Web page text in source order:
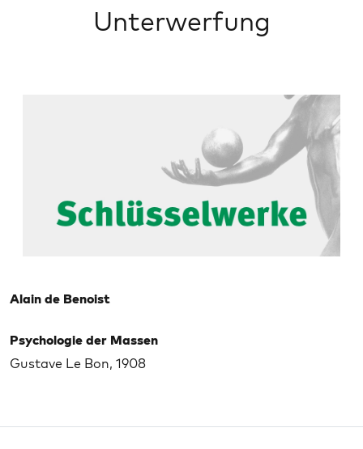
Unterwerfung
Alain de Benoist
Psychologie der Massen
Gustave Le Bon, 1908